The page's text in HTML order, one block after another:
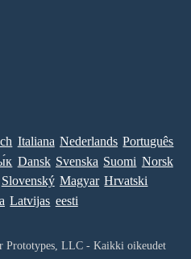
Italiana Nederlands Português
Dansk Svenska Suomi Norsk
Slovenský Magyar Hrvatski
Latvijas eesti
Prototypes, LLC - Kaikki oikeudet